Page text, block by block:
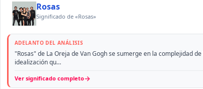
Rosas
Significado de «Rosas»
ADELANTO DEL ANÁLISIS
"Rosas" de La Oreja de Van Gogh se sumerge en la complejidad
idealización qu…
Ver significado completo→